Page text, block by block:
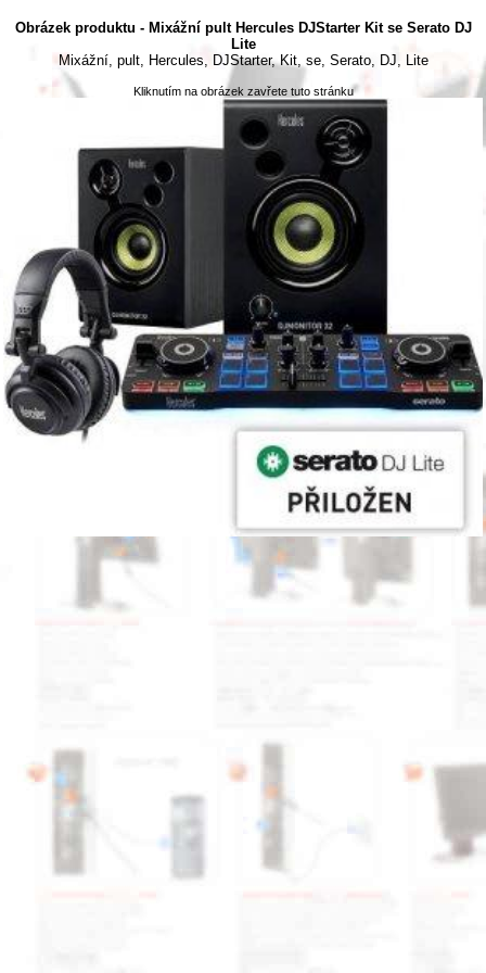
Obrázek produktu - Mixážní pult Hercules DJStarter Kit se Serato DJ
Lite
Mixážní, pult, Hercules, DJStarter, Kit, se, Serato, DJ, Lite
Kliknutím na obrázek zavřete tuto stránku